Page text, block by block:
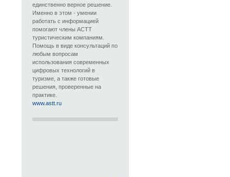
единственно верное решение.
Именно в этом - умении
работать с информацией
помогают члены АСТТ
туристическим компаниям.
Помощь в виде консультаций по
любым вопросам
использования современных
цифровых технологий в
туризме, а также готовые
решения, проверенные на
практике.
www.astt.ru